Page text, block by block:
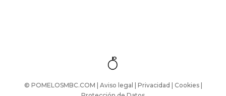
© POMELOSMBC.COM | Aviso legal Privacidad Cookies|